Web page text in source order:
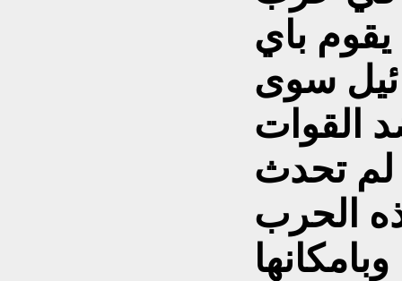
1973 لم يقوم باي
سوى
القوات
لم تحدث
الحرب